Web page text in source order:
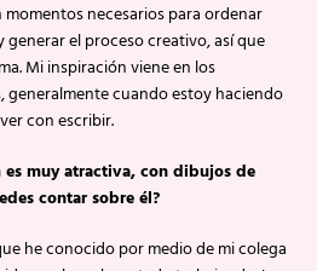
necesarios para ordenar
generar el proceso creativo, así que
Mi inspiración viene en los
generalmente cuando estoy haciendo
con escribir.
muy atractiva, con dibujos de
contar sobre él?
he conocido por medio de mi colega